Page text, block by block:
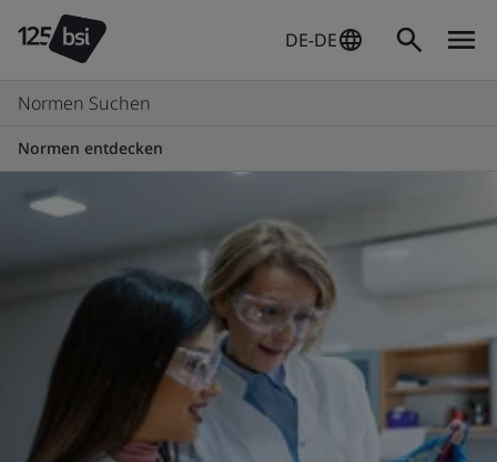
DE-DE
Normen Suchen
Normen entdecken